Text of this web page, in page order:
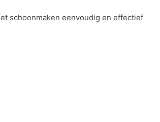
schoonmaken eenvoudig en effectief
kies uit Turbo, Normaal en Eco om